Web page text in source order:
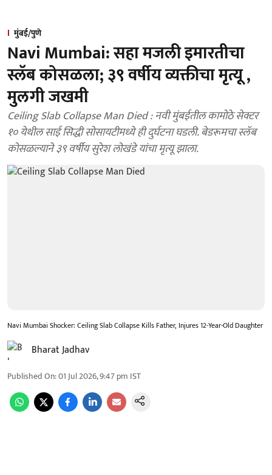
मुंबई/पुणे
Navi Mumbai: सहा मजली इमारतीचा
स्लॅब कोसळला; ३९ वर्षीय व्यक्तीचा मृत्यू ,
मुलगी जखमी
Ceiling Slab Collapse Man Died : नवी मुंबईतील कामोठे सेक्टर
१० येथील साई सिद्धी सोसायटीमध्ये ही दुर्घटना घडली. बेडरूमचा स्लॅब
कोसळल्याने ३९ वर्षीय सुरेश लोखंडे यांचा मृत्यू झाला.
Navi Mumbai Shocker: Ceiling Slab Collapse Kills Father, Injures 12-Year-Old Daughter
Bharat Jadhav
Published On:01 Jul 2026, 9:47 pm IST